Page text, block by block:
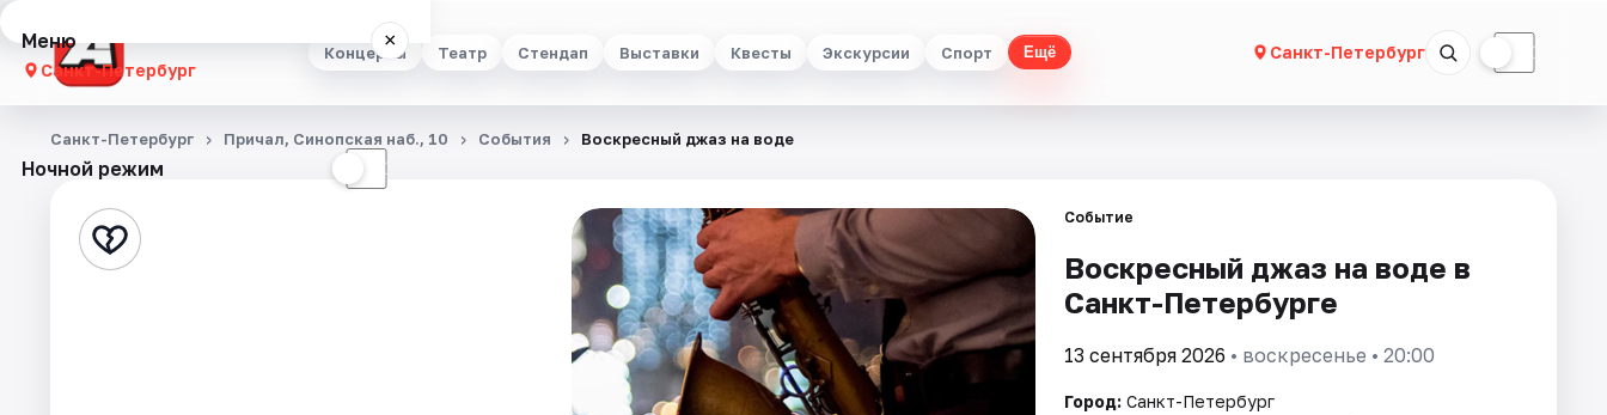
Концерты Театр Стендап Выставки Квесты Экскурсии Спорт Ещё Санкт-Петербург ☾
Меню ×
Санкт-Петербург
Концерты
Стендап
Ночной режим ☾
Санкт-Петербург Причал, Синопская наб., 10 События Воскресный джаз на воде
Событие
Воскресный джаз на воде в
Санкт-Петербурге
13 сентября 2026 • воскресенье • 20:00
Город: Санкт-Петербург